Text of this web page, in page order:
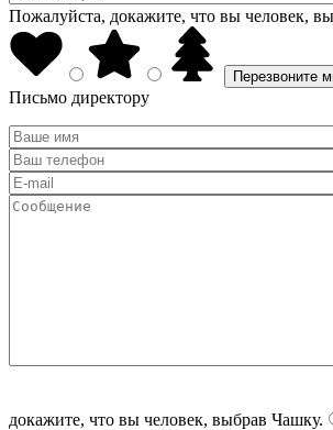
Пожалуйста, докажите, что вы человек,
Письмо директору
докажите, что вы человек, выбрав Чашку.